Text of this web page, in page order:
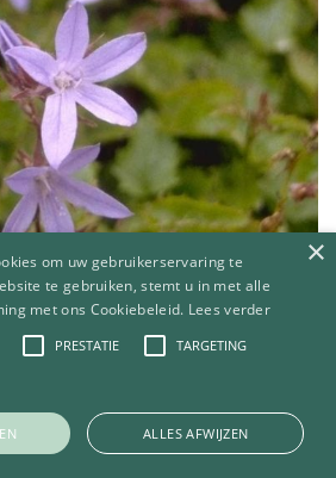
Klokje
'Blauranke'
×
om uw gebruikerservaring te
te gebruiken, stemt u in met alle
met ons Cookiebeleid. Lees verder
PRESTATIE TARGETING
ALLES AFWIJZEN